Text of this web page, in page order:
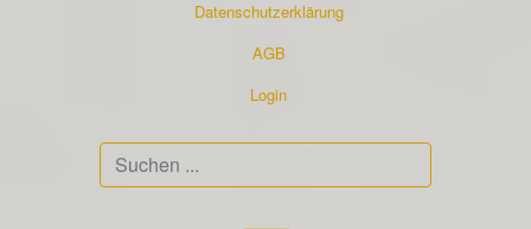
Datenschutzerklärung
AGB
Login